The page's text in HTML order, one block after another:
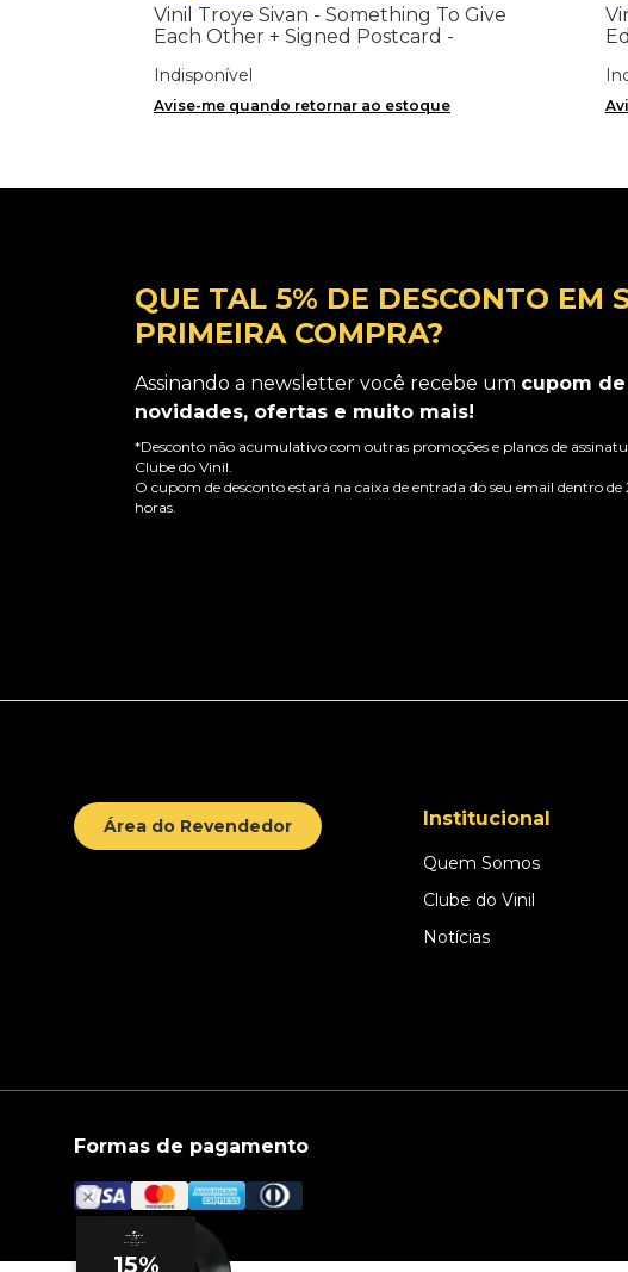
Vinil Troye Sivan - Something To Give
Each Other + Signed Postcard -
Indisponível
Avise-me quando retornar ao estoque
QUE TAL 5% DE DESCONTO EM
PRIMEIRA COMPRA?
Assinando a newsletter você recebe um cupom de
novidades, ofertas e muito mais!
*Desconto não acumulativo com outras promoções e planos de
Clube do Vinil.
O cupom de desconto estará na caixa de entrada do seu email dentro de
horas.
Área do Revendedor Institucional
Quem Somos
Clube do Vinil
Notícias
Formas de pagamento